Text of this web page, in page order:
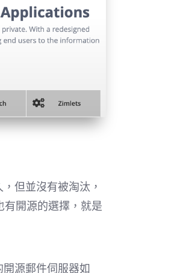
但並沒有被淘汰，
開源的選擇，就是
源郵件伺服器如